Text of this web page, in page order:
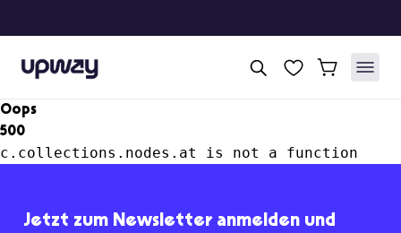
Upway
Oops
500
c.collections.nodes.at is not a function
Jetzt zum Newsletter anmelden und